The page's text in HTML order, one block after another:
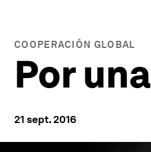
COOPERACIÓN GLOBAL
Por
21 sept. 2016